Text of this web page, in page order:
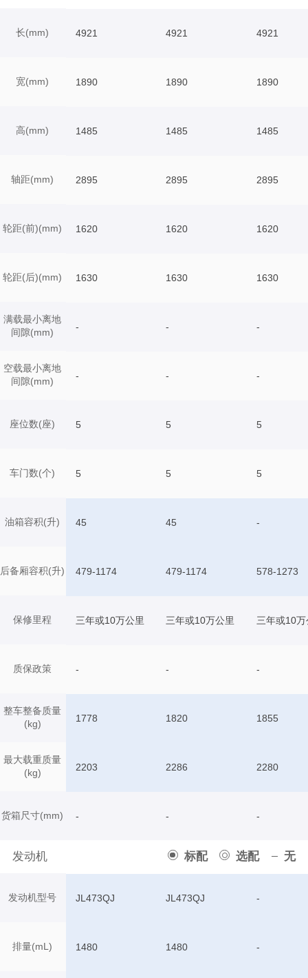
长(mm)
宽(mm)
高(mm)
轴距(mm)
轮距(前)(mm)
轮距(后)(mm)
满载最小离地
间隙(mm)
空载最小离地
间隙(mm)
座位数(座)
车门数(个)
油箱容积(升)
后备厢容积(升)
保修里程
质保政策
整车整备质量
(kg)
最大载重质量
(kg)
货箱尺寸(mm)
发动机 标配 选配 无
发动机型号
排量(mL)
4921 4921 4921
1890 1890 1890
1485 1485 1485
2895 2895 2895
1620 1620 1620
1630 1630 1630
- - -
- - -
5 5 5
5 5 5
45 45 -
479-1174 479-1174 578-1273
三年或10万公里 三年或10万公里 三年或10万
- - -
1778 1820 1855
2203 2286 2280
- - -
JL473QJ JL473QJ -
1480 1480 -